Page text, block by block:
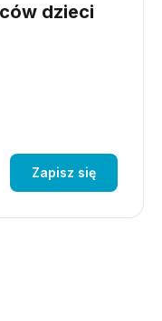
dzieci
Zapisz się